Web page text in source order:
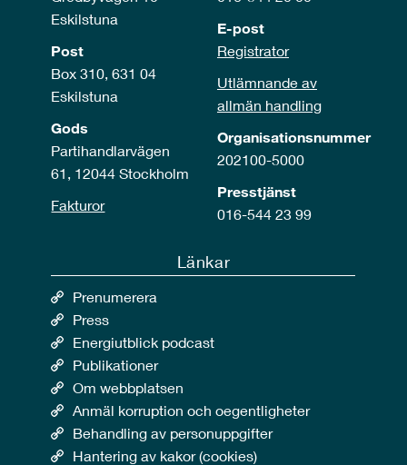
Eskilstuna
Post
Box 310, 631 04
Eskilstuna
Gods
Partihandlarvägen
61, 12044 Stockholm
Fakturor
E-post
Registrator
Utlämnande av
allmän handling
Organisationsnummer
202100-5000
Presstjänst
016-544 23 99
Länkar
Prenumerera
Press
Energiutblick podcast
Publikationer
Om webbplatsen
Anmäl korruption och oegentligheter
Behandling av personuppgifter
Hantering av kakor (cookies)